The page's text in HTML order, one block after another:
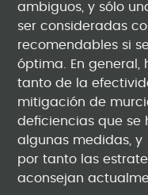
ambiguos, y sólo
ser consideradas
recomendables si
óptima. En
tanto de la
mitigación de
deficiencias que se
algunas medidas, y
por tanto las
aconsejan